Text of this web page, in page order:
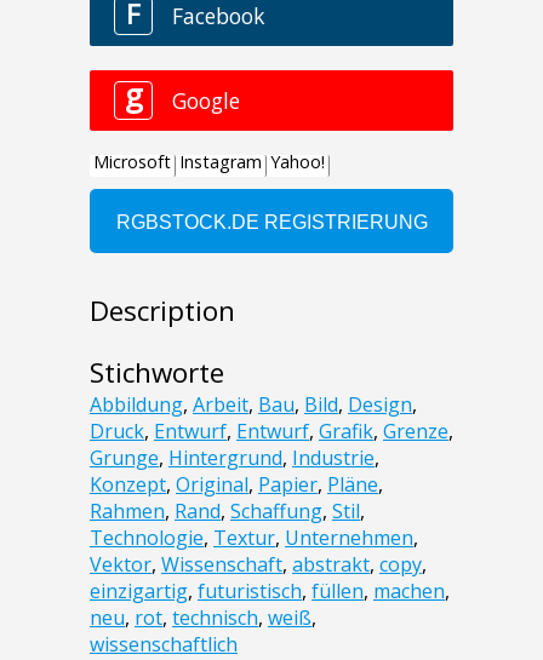
Description
Stichworte
Abbildung, Arbeit, Bau, Bild, Design,
Druck, Entwurf, Entwurf, Grafik, Grenze,
Grunge, Hintergrund, Industrie,
Konzept, Original, Papier, Pläne,
Rahmen, Rand, Schaffung, Stil,
Technologie, Textur, Unternehmen,
Vektor, Wissenschaft, abstrakt, copy,
einzigartig, futuristisch, füllen, machen,
neu, rot, technisch, weiß,
wissenschaftlich